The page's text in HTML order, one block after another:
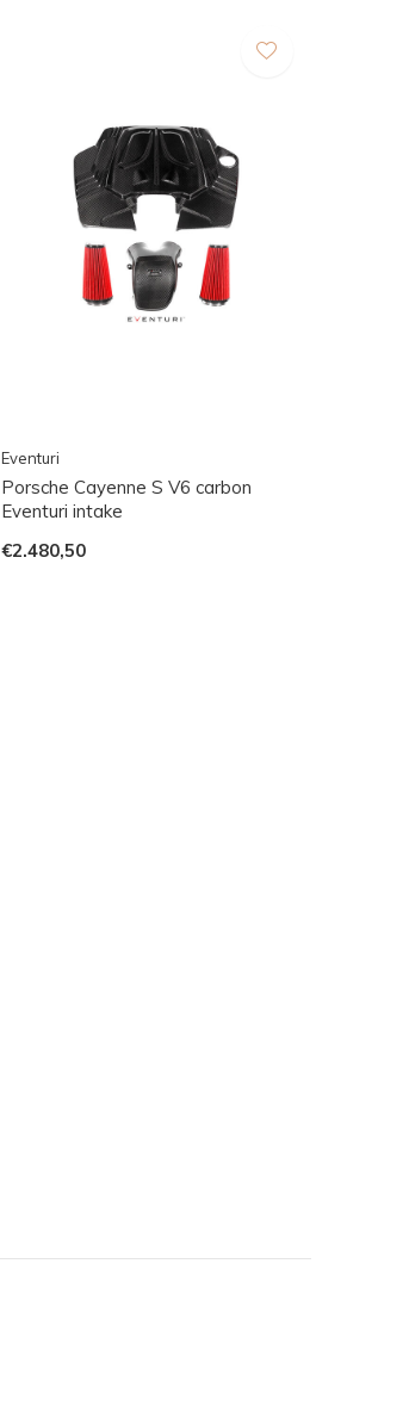
Eventuri
Porsche Cayenne S V6 carbon
Eventuri intake
€2.480,50